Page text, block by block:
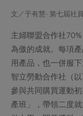
水畜加工品
調理食材・點心
調味醬料/南北貨
休閒零嘴
保健食品
料理方式
烘焙．點心
醬料
湯品．鍋物
漬物
涼拌沙拉
合作25-精選產品第四
合作25-精選產品第三
更多當季產品
議題活動
主婦聯盟X樂齡網特約
減硝酸鹽
非基改運動
廢核運動
減添加物
產品檢驗
自主把關
檢驗報告
硝酸鹽檢驗
社員權益
文／于有慧‧ 第七屆社
主婦聯盟合作社
為傲的成就。每項
用產品，也一併服
智立勞動合作社（
參與共同購買運動
產班」，帶領二度